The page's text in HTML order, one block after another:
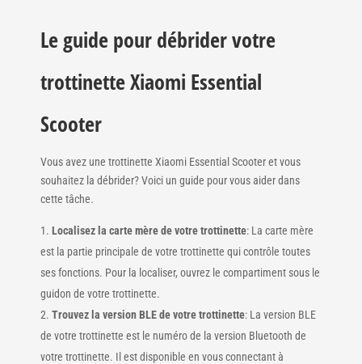
Le guide pour débrider votre
trottinette Xiaomi Essential
Scooter
Vous avez une trottinette Xiaomi Essential Scooter et vous
souhaitez la débrider? Voici un guide pour vous aider dans
cette tâche.
Localisez la carte mère de votre trottinette: La carte mère
est la partie principale de votre trottinette qui contrôle toutes
ses fonctions. Pour la localiser, ouvrez le compartiment sous le
guidon de votre trottinette.
Trouvez la version BLE de votre trottinette: La version BLE
de votre trottinette est le numéro de la version Bluetooth de
votre trottinette. Il est disponible en vous connectant à